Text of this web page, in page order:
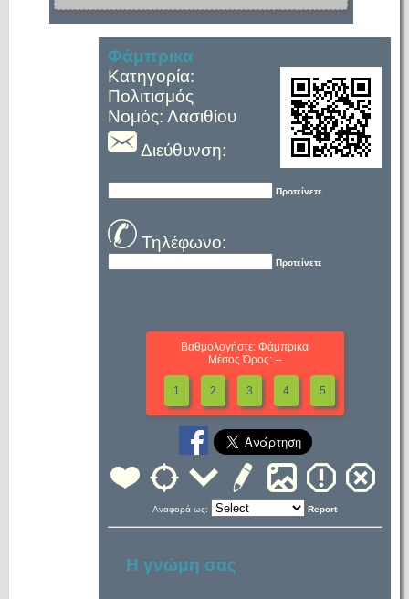
Φάμπρικα
Κατηγορία:
Πολιτισμός
Νομός: Λασιθίου
Διεύθυνση:
Προτείνετε
Τηλέφωνο:
Προτείνετε
Βαθμολογήστε: Φάμπρικα
Μέσος Όρος: --
1 2 3 4 5
Αναφορά ως: Report
Η γνώμη σας